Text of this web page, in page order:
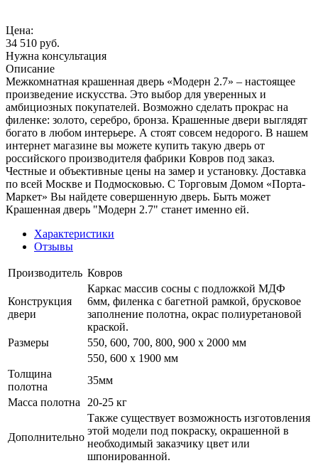
Цена:
34 510 руб.
Нужна консультация
Описание
Межкомнатная крашенная дверь «Модерн 2.7» – настоящее
произведение искусства. Это выбор для уверенных и
амбициозных покупателей. Возможно сделать прокрас на
филенке: золото, серебро, бронза. Крашенные двери выглядят
богато в любом интерьере. А стоят совсем недорого. В нашем
интернет магазине вы можете купить такую дверь от
российского производителя фабрики Ковров под заказ.
Честные и объективные цены на замер и установку. Доставка
по всей Москве и Подмосковью. С Торговым Домом «Порта-
Маркет» Вы найдете совершенную дверь. Быть может
Крашенная дверь "Модерн 2.7" станет именно ей.
Характеристики
Отзывы
Производитель Ковров
Конструкция
двери
Каркас массив сосны с подложкой МДФ
6мм, филенка с багетной рамкой, брусковое
заполнение полотна, окрас полиуретановой
краской.
Размеры
550, 600, 700, 800, 900 x 2000 мм
550, 600 х 1900 мм
Толщина
полотна
35мм
Масса полотна
20-25 кг
Дополнительно
Также существует возможность изготовления
этой модели под покраску, окрашенной в
необходимый заказчику цвет или
шпонированной.